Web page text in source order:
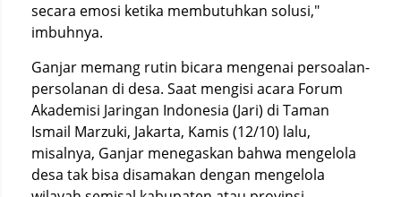
secara emosi ketika membutuhkan solusi,"
imbuhnya.
Ganjar memang rutin bicara mengenai persoalan-
persolanan di desa. Saat mengisi acara Forum
Akademisi Jaringan Indonesia (Jari) di Taman
Ismail Marzuki, Jakarta, Kamis (12/10) lalu,
misalnya, Ganjar menegaskan bahwa mengelola
desa tak bisa disamakan dengan mengelola